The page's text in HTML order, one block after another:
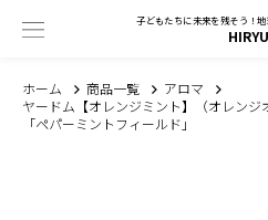
子どもたちに未来を残そう！
HIRYU
ホーム 商品一覧
アロマ
ヤードム【オレンジミント】（オレン
「ペパーミントフィールド」